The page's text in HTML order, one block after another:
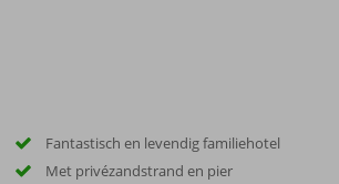
Fantastisch en levendig familiehotel
Met privézandstrand en pier